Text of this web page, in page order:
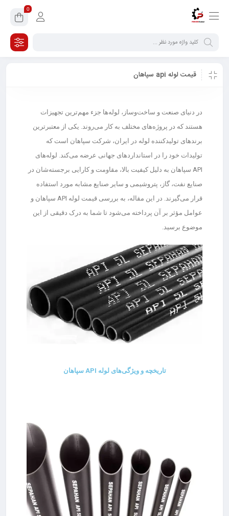
0
قیمت لوله api سپاهان
در دنیای صنعت و ساخت‌وساز، لوله‌ها جزء مهم‌ترین تجهیزات
هستند که در پروژه‌های مختلف به کار می‌روند. یکی از معتبرترین
برندهای تولیدکننده لوله در ایران، شرکت سپاهان است که
تولیدات خود را در استانداردهای جهانی عرضه می‌کند. لوله‌های
API سپاهان به دلیل کیفیت بالا، مقاومت و کارایی برجسته‌شان در
صنایع نفت، گاز، پتروشیمی و سایر صنایع مشابه مورد استفاده
قرار می‌گیرند. در این مقاله، به بررسی قیمت لوله API سپاهان و
عوامل مؤثر بر آن پرداخته می‌شود تا شما به درک دقیقی از این
موضوع برسید.
تاریخچه و ویژگی‌های لوله API سپاهان